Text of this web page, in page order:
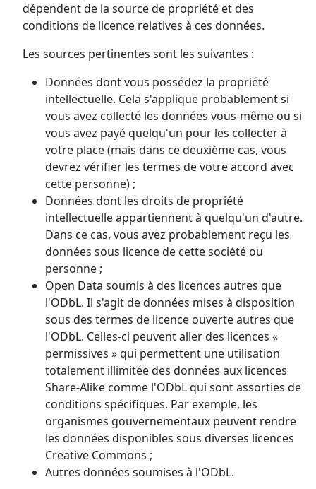
dépendent de la source de propriété et des
conditions de licence relatives à ces données.
Les sources pertinentes sont les suivantes :
Données dont vous possédez la propriété
intellectuelle. Cela s'applique probablement si
vous avez collecté les données vous-même ou si
vous avez payé quelqu'un pour les collecter à
votre place (mais dans ce deuxième cas, vous
devrez vérifier les termes de votre accord avec
cette personne) ;
Données dont les droits de propriété
intellectuelle appartiennent à quelqu'un d'autre.
Dans ce cas, vous avez probablement reçu les
données sous licence de cette société ou
personne ;
Open Data soumis à des licences autres que
l'ODbL. Il s'agit de données mises à disposition
sous des termes de licence ouverte autres que
l'ODbL. Celles-ci peuvent aller des licences «
permissives » qui permettent une utilisation
totalement illimitée des données aux licences
Share-Alike comme l'ODbL qui sont assorties de
conditions spécifiques. Par exemple, les
organismes gouvernementaux peuvent rendre
les données disponibles sous diverses licences
Creative Commons ;
Autres données soumises à l'ODbL.